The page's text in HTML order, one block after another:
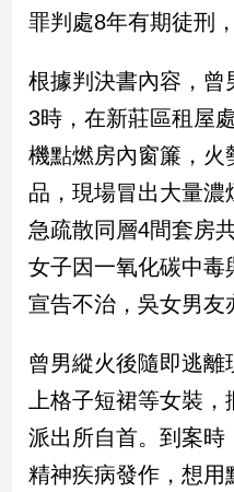
政
治
點
品
點
民
調
國
會
點
觀
兩
罪判處8年有期徒刑
根據判決書內容，曾
3時，在新莊區租屋
機點燃房內窗簾，火
品，現場冒出大量濃
急疏散同層4間套房
女子因一氧化碳中毒
宣告不治，吳女男友
曾男縱火後隨即逃離
上格子短裙等女裝
派出所自首。到案時
精神疾病發作，想用